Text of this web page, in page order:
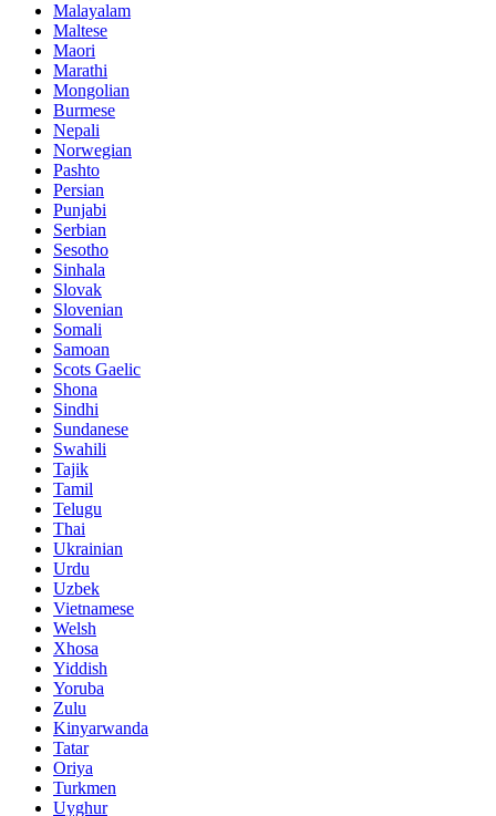
Malayalam
Maltese
Maori
Marathi
Mongolian
Burmese
Nepali
Norwegian
Pashto
Persian
Punjabi
Serbian
Sesotho
Sinhala
Slovak
Slovenian
Somali
Samoan
Scots Gaelic
Shona
Sindhi
Sundanese
Swahili
Tajik
Tamil
Telugu
Thai
Ukrainian
Urdu
Uzbek
Vietnamese
Welsh
Xhosa
Yiddish
Yoruba
Zulu
Kinyarwanda
Tatar
Oriya
Turkmen
Uyghur